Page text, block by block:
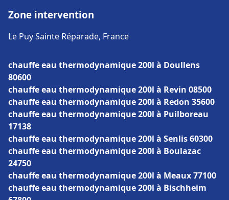
Zone intervention
Le Puy Sainte Réparade, France
chauffe eau thermodynamique 200l à Doullens
80600
chauffe eau thermodynamique 200l à Revin 08500
chauffe eau thermodynamique 200l à Redon 35600
chauffe eau thermodynamique 200l à Puilboreau
17138
chauffe eau thermodynamique 200l à Senlis 60300
chauffe eau thermodynamique 200l à Boulazac
24750
chauffe eau thermodynamique 200l à Meaux 77100
chauffe eau thermodynamique 200l à Bischheim